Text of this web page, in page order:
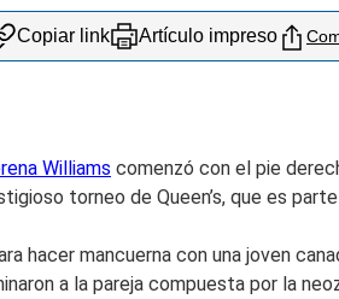
Copiar link Artículo impreso
Williams comenzó con el pie
torneo de Queen’s, que es
hacer mancuerna con una joven
a la pareja compuesta por la